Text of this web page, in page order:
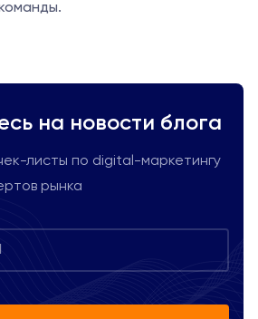
на новости блога
листы по digital-маркетингу
рынка